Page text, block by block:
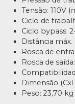
Tensão: 110V
Ciclo de
Ciclo bypass:
Distância
Rosca de
Rosca de
Dimensão
Peso: 23,70 kg